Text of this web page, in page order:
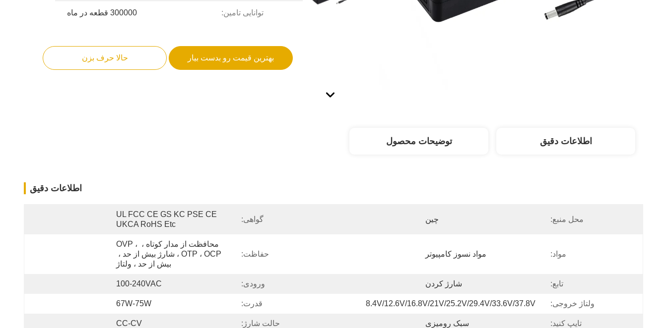
توانایی تامین: 300000 قطعه در ماه
بهترین قیمت رو بدست بیار حالا حرف بزن
اطلاعات دقیق توضیحات محصول
اطلاعات دقیق
محل منبع: چین گواهی:
UL FCC CE GS KC PSE CE
UKCA RoHS Etc
مواد: مواد نسوز کامپیوتر حفاظت:
محافظت از مدار کوتاه ، OVP ،
بیش از حد ، ولتاژ
تابع: شارژ کردن ورودی: 100-240VAC
ولتاژ خروجی: 8.4V/12.6V/16.8V/21V/25.2V/29.4V/33.6V/37.8V قدرت: 67W-75W
تایپ کنید: سبک رومیزی حالت شارژ: CC-CV